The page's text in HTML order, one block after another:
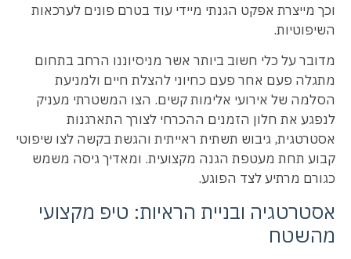
וכך מייצרת אפקט הגנתי מיידי עוד בטרם פונים לערכאות
השיפוטיות.
מדובר על כלי חשוב ביותר אשר מניסיוננו הרחב בתחום
מתגלה פעם אחר פעם כחיוני להצלת חיים ולמניעת
הסלמה של אירועי אלימות קשים. הצו המשטרתי מעניק
לנפגע את חלון הזמנים ההכרחי לצורך התארגנות
אסטרטגית, גיבוש תשתית ראייתית והגשת בקשה לצו שיפוטי
קבוע תחת מעטפת הגנה מקצועית. ומאדיך גיסה משמש
כגורם מרתיע לצד הפוגע.
אסטרטגיה ובניית הראיות: טיפ מקצועי
מהשטח